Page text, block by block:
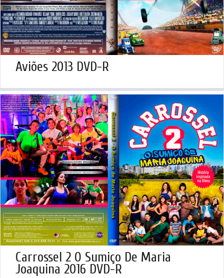
Aviões 2013 DVD-R
Carrossel 2 O Sumiço De Maria
Joaquina 2016 DVD-R